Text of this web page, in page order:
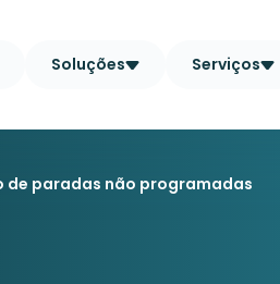
Soluções Serviços
de paradas não programadas